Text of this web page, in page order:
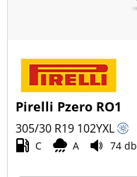
Pirelli Pzero RO1
305/30 R19 102YXL
C A 74 db